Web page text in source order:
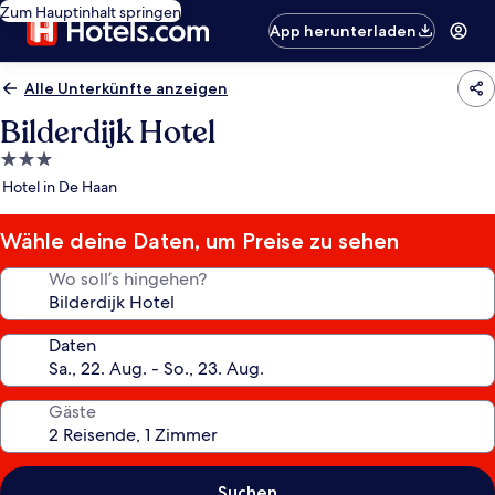
Zum Hauptinhalt springen
App herunterladen
Alle Unterkünfte anzeigen
Bilderdijk Hotel
3.0-
Sterne-
Hotel in De Haan
Wähle deine Daten, um Preise zu sehen
Wo soll’s hingehen?
Daten
Gäste